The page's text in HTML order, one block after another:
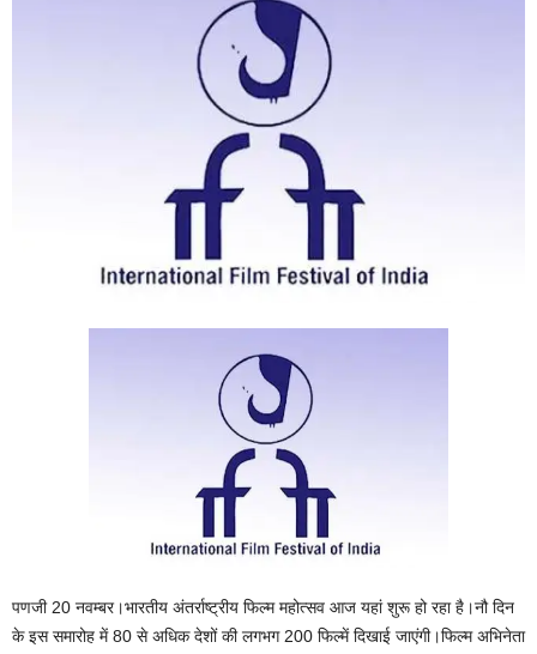
पणजी 20 नवम्बर।भारतीय अंतर्राष्ट्रीय फिल्म महोत्सव आज यहां शुरू हो रहा है।नौ दिन
के इस समारोह में 80 से अधिक देशों की लगभग 200 फिल्में दिखाई जाएंगी।फिल्म अभिनेता